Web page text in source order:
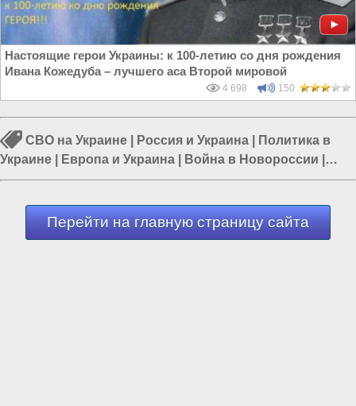
Настоящие герои Украины: к 100-летию со дня рождения
Ивана Кожедуба – лучшего аса Второй мировой
4 698 150
СВО на Украине Россия и Украина
Политика в
Украине
Европа и Украина Война в Новороссии
Гражданская война на Украине|Война Запада против
Перейти на главную страницу сайта